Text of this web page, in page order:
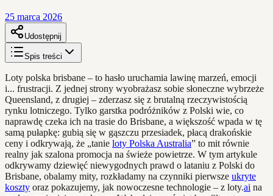
25 marca 2026
Udostępnij
Spis treści
Loty polska brisbane – to hasło uruchamia lawinę marzeń, emocji
i... frustracji. Z jednej strony wyobrażasz sobie słoneczne wybrzeże
Queensland, z drugiej – zderzasz się z brutalną rzeczywistością
rynku lotniczego. Tylko garstka podróżników z Polski wie, co
naprawdę czeka ich na trasie do Brisbane, a większość wpada w tę
samą pułapkę: gubią się w gąszczu przesiadek, płacą drakońskie
ceny i odkrywają, że „tanie loty Polska Australia” to mit równie
realny jak szalona promocja na świeże powietrze. W tym artykule
odkrywamy dziewięć niewygodnych prawd o lataniu z Polski do
Brisbane, obalamy mity, rozkładamy na czynniki pierwsze ukryte
koszty oraz pokazujemy, jak nowoczesne technologie – z loty.ai na